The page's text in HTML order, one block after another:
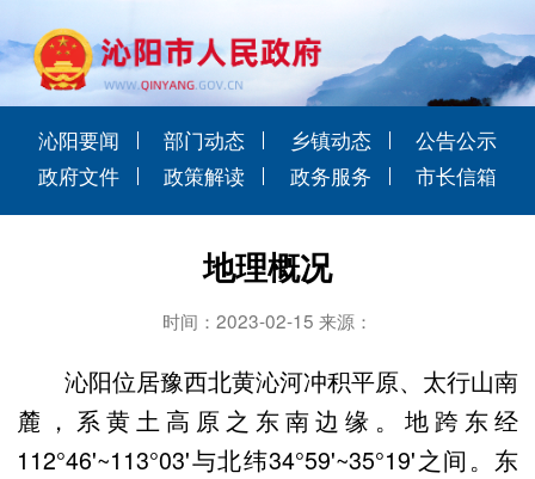
沁阳要闻 部门动态 乡镇动态
公告公示
政府文件
政策解读 政务服务 市长信箱
地理概况
时间：2023-02-15 来源：
沁阳位居豫西北黄沁河冲积平原、太行山南
麓，系黄土高原之东南边缘。地跨东经
112°46'~113°03'与北纬34°59'~35°19'之间。东